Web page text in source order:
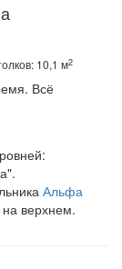
10,1 м2
Всё
Альфа
на верхнем.